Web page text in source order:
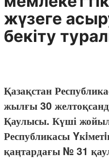
жүзеге
бекіту
Қазақстан
жылғы 30
Қаулысы. Күші
Республикасы
қаңтардағы № 31